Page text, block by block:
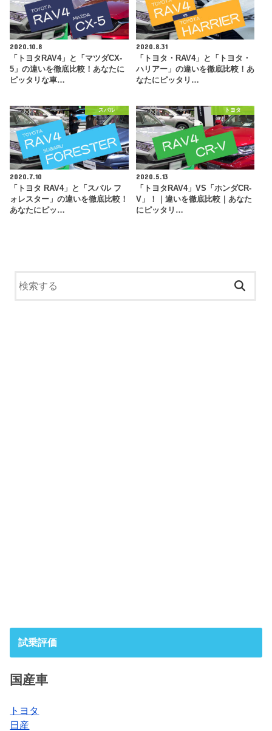
2020.10.8
「トヨタRAV4」と「マツダCX-
5」の違いを徹底比較！あなたに
ピッタリな車…
2020.8.31
「トヨタ・RAV4」と「トヨタ・
ハリアー」の違いを徹底比較！あ
なたにピッタリ…
スバル
2020.7.10
「トヨタ RAV4」と「スバル フ
ォレスター」の違いを徹底比較！
あなたにピッ…
トヨタ
2020.5.13
「トヨタRAV4」VS「ホンダCR-
V」！｜違いを徹底比較｜あなた
にピッタリ…
試乗評価
国産車
トヨタ
日産